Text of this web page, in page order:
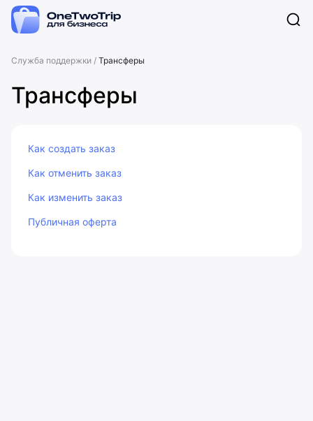
Служба поддержки / Трансферы
Трансферы
Как создать заказ
Как отменить заказ
Как изменить заказ
Публичная оферта